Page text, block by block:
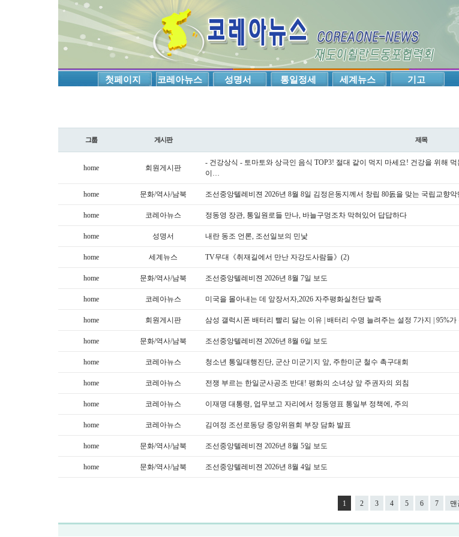
첫페이지 코레아뉴스 성명서 통일정세 세계뉴스 기고
그룹 게시판 제목
home 회원게시판
- 건강상식 - 토마토와 상극인 음식 TOP3! 절대 같이 먹지 마세요! 건강을 위해
이…
home 문화/역사/남북 조선중앙텔레비젼 2026년 8월 8일 김정은동지께서 창립 80돐을 맞는 국립교향
home 코레아뉴스 정동영 장관, 통일원로들 만나, 바늘구멍조차 막혀있어 답답하다
home 성명서 내란 동조 언론, 조선일보의 민낯
home 세계뉴스 TV무대《취재길에서 만난 자강도사람들》(2)
home 문화/역사/남북 조선중앙텔레비젼 2026년 8월 7일 보도
home 코레아뉴스 미국을 몰아내는 데 앞장서자,2026 자주평화실천단 발족
home 회원게시판 삼성 갤럭시폰 배터리 빨리 닳는 이유 | 배터리 수명 늘려주는 설정 7가지 | 95%
home 문화/역사/남북 조선중앙텔레비젼 2026년 8월 6일 보도
home 코레아뉴스 청소년 통일대행진단, 군산 미군기지 앞, 주한미군 철수 촉구대회
home 코레아뉴스 전쟁 부르는 한일군사공조 반대! 평화의 소녀상 앞 주권자의 외침
home 코레아뉴스 이재명 대통령, 업무보고 자리에서 정동영표 통일부 정책에, 주의
home 코레아뉴스 김여정 조선로동당 중앙위원회 부장 담화 발표
home 문화/역사/남북 조선중앙텔레비젼 2026년 8월 5일 보도
home 문화/역사/남북 조선중앙텔레비젼 2026년 8월 4일 보도
1 2 3 4 5 6 7 맨